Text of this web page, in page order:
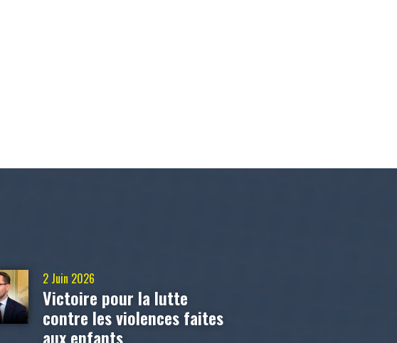
2 Juin 2026
Victoire pour la lutte
contre les violences faites
aux enfants